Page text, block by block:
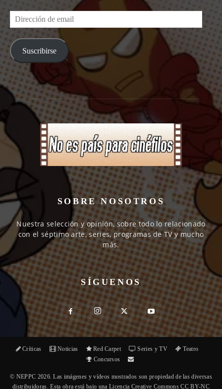
Dirección
de
email
Suscribirse
SOBRE NOSOTROS
Nuestra selección y opinión, sobre todo lo relacionado
con el séptimo arte, series, programas de TV y mucho
más.
SÍGUENOS
Críticas Noticias Red Carpet Series y TV
Teatro
Concursos
© NEPPC 2026. Las imágenes y vídeos mostrados son propiedad de las diversas
distribuidoras. Esta obra está bajo una Licencia Creative Commons CC BY-NC